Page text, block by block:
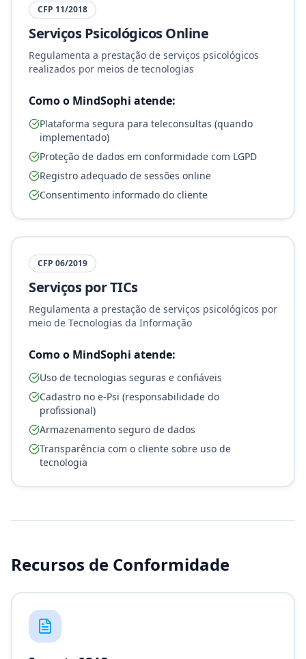
CFP 11/2018
Serviços Psicológicos Online
Regulamenta a prestação de serviços psicológicos
realizados por meios de tecnologias
Como o MindSophi atende:
Plataforma segura para teleconsultas (quando
implementado)
Proteção de dados em conformidade com LGPD
Registro adequado de sessões online
Consentimento informado do cliente
CFP 06/2019
Serviços por TICs
Regulamenta a prestação de serviços psicológicos por
meio de Tecnologias da Informação
Como o MindSophi atende:
Uso de tecnologias seguras e confiáveis
Cadastro no e-Psi (responsabilidade do
profissional)
Armazenamento seguro de dados
Transparência com o cliente sobre uso de
tecnologia
Recursos de Conformidade